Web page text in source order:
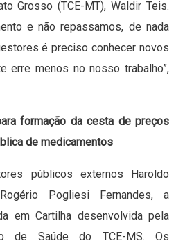
Grosso (TCE-MT), Waldir Teis.
e não repassamos, de nada
é preciso conhecer novos
erre menos no nosso trabalho”,
formação da cesta de preços
de medicamentos
públicos externos Haroldo
Pogliesi Fernandes, a
em Cartilha desenvolvida pela
de Saúde do TCE-MS. Os